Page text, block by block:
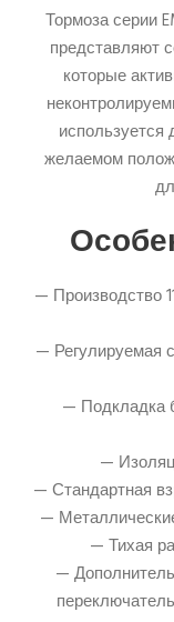
Тормоза серии
представляют
которые
желаемом
— Производство
— Регулируемая
— Подкладка
—
— Стандартная
—
— Тихая
—